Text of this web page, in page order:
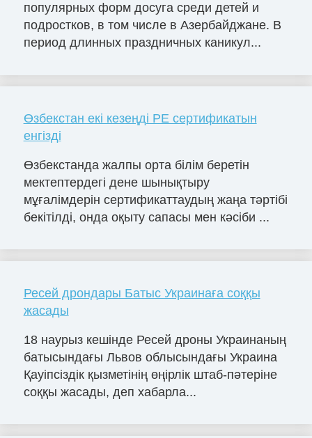
популярных форм досуга среди детей и
подростков, в том числе в Азербайджане. В
период длинных праздничных каникул...
Өзбекстан екі кезеңді PE сертификатын
енгізді
Өзбекстанда жалпы орта білім беретін
мектептердегі дене шынықтыру
мұғалімдерін сертификаттаудың жаңа тәртібі
бекітілді, онда оқыту сапасы мен кәсіби ...
Ресей дрондары Батыс Украинаға соққы
жасады
18 наурыз кешінде Ресей дроны Украинаның
батысындағы Львов облысындағы Украина
Қауіпсіздік қызметінің өңірлік штаб-пәтеріне
соққы жасады, деп хабарла...